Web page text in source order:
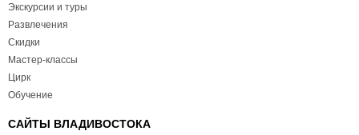
Экскурсии и туры
Развлечения
Скидки
Мастер-классы
Цирк
Обучение
САЙТЫ ВЛАДИВОСТОКА